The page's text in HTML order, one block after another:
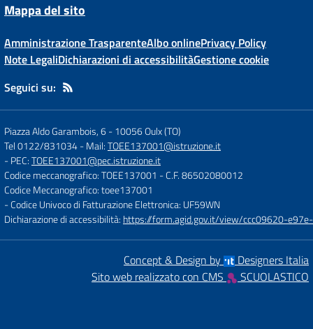
Mappa del sito
Amministrazione TrasparenteAlbo onlinePrivacy Policy
Note LegaliDichiarazioni di accessibilitàGestione cookie
Seguici su:
Piazza Aldo Garambois, 6-10056 Oulx (TO)
Tel 0122/831034- Mail:TOEE137001@istruzione.it
- PEC:TOEE137001@pec.istruzione.it
Codice meccanografico: TOEE137001 - C.F. 86502080012
Codice Meccanografico: toee137001
- Codice Univoco di Fatturazione Elettronica: UF59WN
Dichiarazione di accessibilità: https://form.agid.gov.it/view/ccc09620-
Concept & Design by
Designers Italia
Sito web realizzato con CMS
SCUOLASTICO